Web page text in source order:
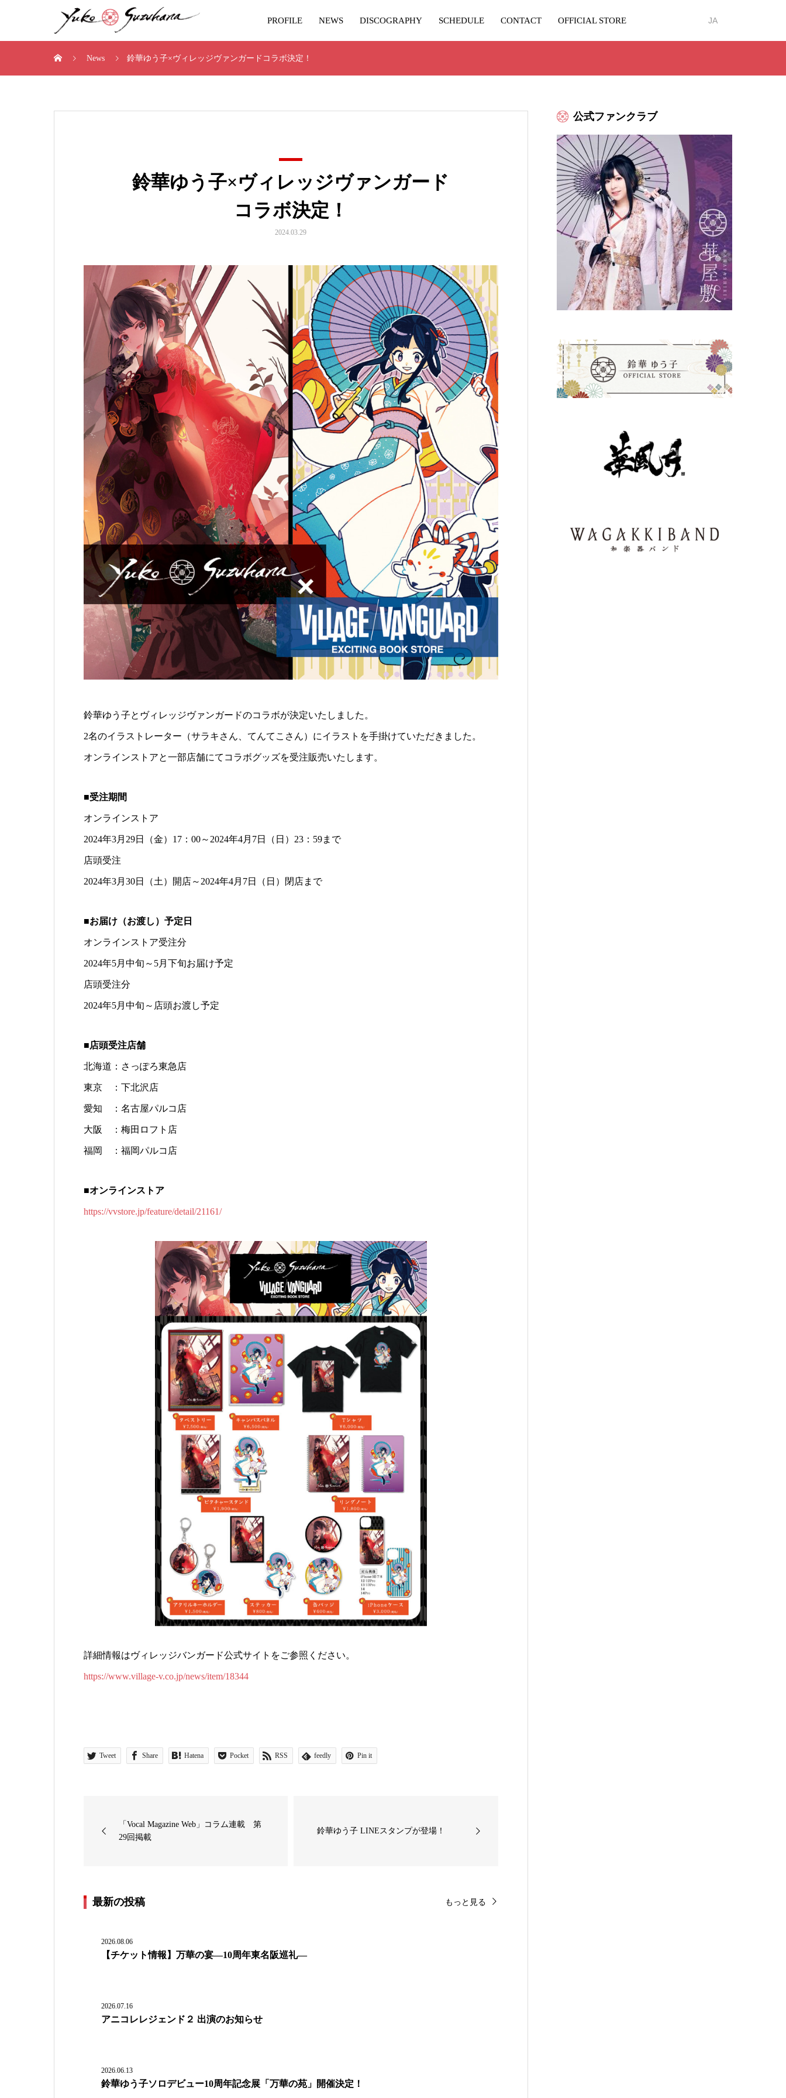
PROFILE NEWS DISCOGRAPHY SCHEDULE CONTACT OFFICIAL STORE JA
News 鈴華ゆう子×ヴィレッジヴァンガードコラボ決定！
鈴華ゆう子×ヴィレッジヴァンガード
コラボ決定！
2024.03.29
鈴華ゆう子とヴィレッジヴァンガードのコラボが決定いたしました。
2名のイラストレーター（サラキさん、てんてこさん）にイラストを手掛けていただきました。
オンラインストアと一部店舗にてコラボグッズを受注販売いたします。
■受注期間
オンラインストア
2024年3月29日（金）17：00～2024年4月7日（日）23：59まで
店頭受注
2024年3月30日（土）開店～2024年4月7日（日）閉店まで
■お届け（お渡し）予定日
オンラインストア受注分
2024年5月中旬～5月下旬お届け予定
店頭受注分
2024年5月中旬～店頭お渡し予定
■店頭受注店舗
北海道：さっぽろ東急店
東京 ：下北沢店
愛知 ：名古屋パルコ店
大阪 ：梅田ロフト店
福岡 ：福岡パルコ店
■オンラインストア
https://vvstore.jp/feature/detail/21161/
詳細情報はヴィレッジバンガード公式サイトをご参照ください。
https://www.village-v.co.jp/news/item/18344
Tweet Share Hatena Pocket RSS feedly Pin it
「Vocal Magazine Web」コラム連載 第
29回掲載
鈴華ゆう子 LINEスタンプが登場！
最新の投稿 もっと見る
2026.08.06
【チケット情報】万華の宴―10周年東名阪巡礼―
2026.07.16
アニコレレジェンド２ 出演のお知らせ
2026.06.13
鈴華ゆう子ソロデビュー10周年記念展「万華の苑」開催決定！
公式ファンクラブ